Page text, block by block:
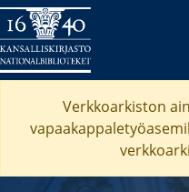
Verkkoarkiston